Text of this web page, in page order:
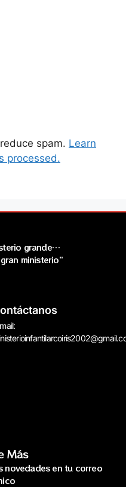
spam. Learn
processed.
grande…
ministerio”
Más
novedades en tu correo